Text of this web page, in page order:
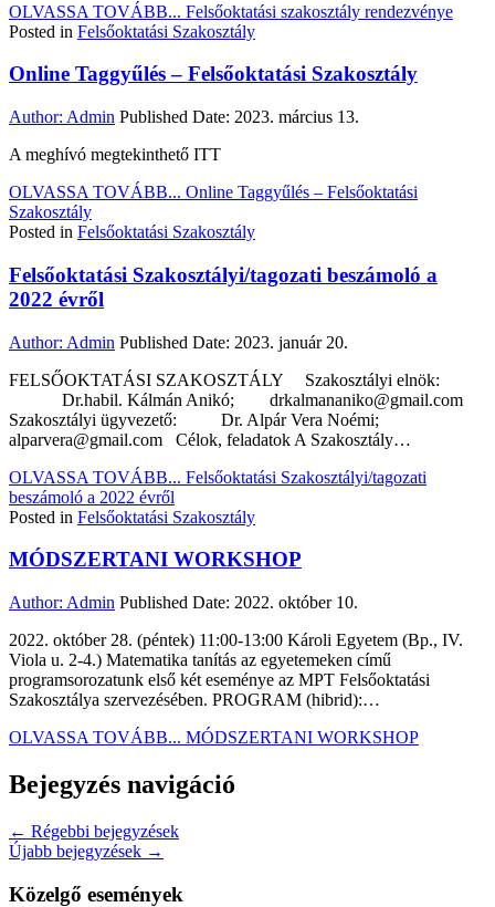
OLVASSA TOVÁBB... Felsőoktatási szakosztály rendezvénye
Posted in Felsőoktatási Szakosztály
Online Taggyűlés – Felsőoktatási Szakosztály
Author: Admin Published Date: 2023. március 13.
A meghívó megtekinthető ITT
OLVASSA TOVÁBB... Online Taggyűlés – Felsőoktatási
Szakosztály
Posted in Felsőoktatási Szakosztály
Felsőoktatási Szakosztályi/tagozati beszámoló a
2022 évről
Author: Admin Published Date: 2023. január 20.
FELSŐOKTATÁSI SZAKOSZTÁLY Szakosztályi elnök:
Dr.habil. Kálmán Anikó; drkalmananiko@gmail.com
Szakosztályi ügyvezető: Dr. Alpár Vera Noémi;
alparvera@gmail.com Célok, feladatok A Szakosztály…
OLVASSA TOVÁBB... Felsőoktatási Szakosztályi/tagozati
beszámoló a 2022 évről
Posted in Felsőoktatási Szakosztály
MÓDSZERTANI WORKSHOP
Author: Admin Published Date: 2022. október 10.
2022. október 28. (péntek) 11:00-13:00 Károli Egyetem (Bp., IV.
Viola u. 2-4.) Matematika tanítás az egyetemeken című
programsorozatunk első két eseménye az MPT Felsőoktatási
Szakosztálya szervezésében. PROGRAM (hibrid):…
OLVASSA TOVÁBB... MÓDSZERTANI WORKSHOP
Bejegyzés navigáció
← Régebbi bejegyzések
Újabb bejegyzések →
Közelgő események